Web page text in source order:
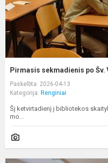
Pirmasis sekmadienis po Šv.
Paskelbta: 2026-04-13
Kategorija: Renginiai
Šį ketvirtadienį į bibliotekos
mo...